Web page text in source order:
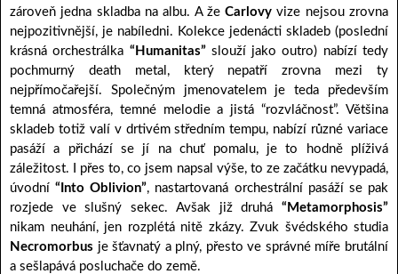
zároveň jedna skladba na albu. A žeCarlovy vize nejsou zrovna
nejpozitivnější, je nabíledni. Kolekce jedenácti skladeb (poslední
krásná orchestrálka “Humanitas”slouží jako outro) nabízí tedy
pochmurný death metal, který nepatří zrovna mezi ty
nejpřímočařejší. Společným jmenovatelem je teda především
temná atmosféra, temné melodie a jistá “rozvláčnost”. Většina
skladeb totiž valí v drtivém středním tempu, nabízí různé variace
pasáží a přichází se jí na chuť pomalu, je to hodně plíživá
záležitost. I přes to, co jsem napsal výše, to ze začátku nevypadá,
úvodní“Into Oblivion”, nastartovaná orchestrální pasáží se pak
rozjede ve slušný sekec. Avšak již druhá “Metamorphosis”
nikam neuhání, jen rozplétá nitě zkázy. Zvuk švédského studia
Necromorbus je šťavnatý a plný, přesto ve správné míře brutální
a sešlapává posluchače do země.